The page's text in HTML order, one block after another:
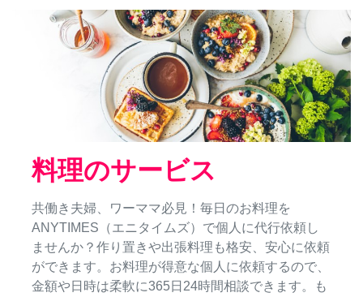
料理のサービス
共働き夫婦、ワーママ必見！毎日のお料理を
ANYTIMES（エニタイムズ）で個人に代行依頼し
ませんか？作り置きや出張料理も格安、安心に依頼
ができます。お料理が得意な個人に依頼するので、
金額や日時は柔軟に365日24時間相談できます。も